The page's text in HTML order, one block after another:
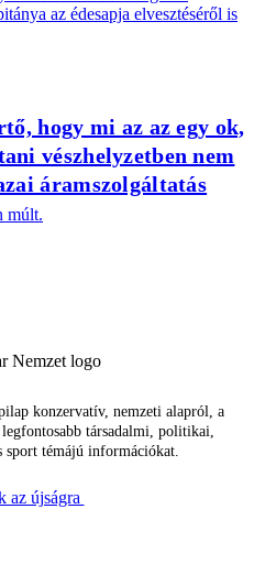
az édesapja elvesztéséről is
hogy mi az az egy ok,
vészhelyzetben nem
áramszolgáltatás
múlt.
konzervatív, nemzeti alapról, a
társadalmi, politikai,
sport témájú információkat.
az újságra